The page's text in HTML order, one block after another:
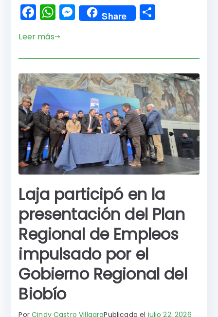
F
a
c
e
b
o
o
k
W
h
a
ts
A
p
p
M
e
s
e
n
g
er
Share
p
a
rti
r
Leer más
Laja participó en la
presentación del Plan
Regional de Empleos
impulsado por el
Gobierno Regional del
Biobío
PorCindy Castro VillagraPublicado el julio 22, 2026